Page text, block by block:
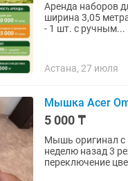
Аренда наборов
ширина 3,05
- 1 шт. с ручным...
Астана, 27 июля
Мышка Acer
5 000 ₸
Мышь оригинал с
неделю назад 3
переключение